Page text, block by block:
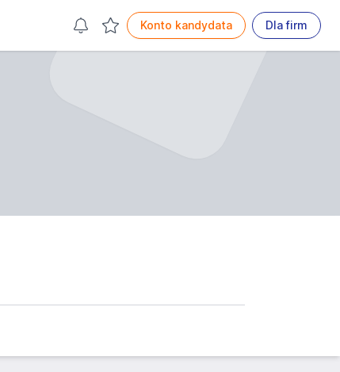
Konto kandydata Dla firm